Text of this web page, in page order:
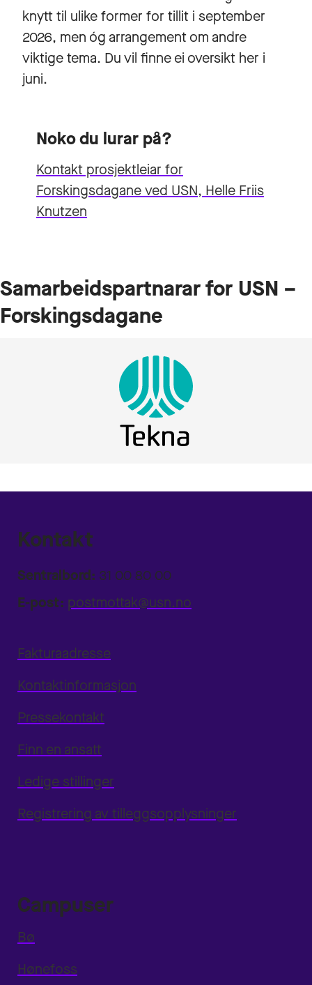
knytt til ulike former for tillit i september
2026, men óg arrangement om andre
viktige tema. Du vil finne ei oversikt her i
juni.
Noko du lurar på?
Kontakt prosjektleiar for
Forskingsdagane ved USN, Helle Friis
Knutzen
Samarbeidspartnarar for USN –
Forskingsdagane
Kontakt
Sentralbord: 31 00 80 00
E-post: postmottak@usn.no
Fakturaadresse
Kontaktinformasjon
Pressekontakt
Finn en ansatt
Ledige stillinger
Registrering av tilleggsopplysninger
Campuser
Bø
Hønefoss